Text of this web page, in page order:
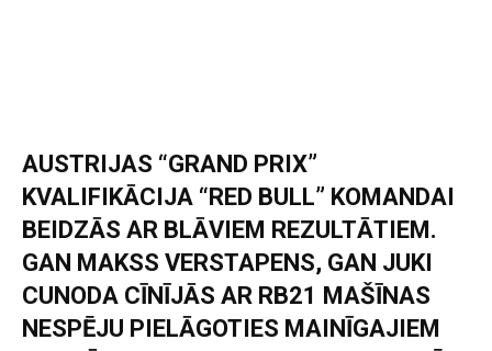
AUSTRIJAS “GRAND PRIX”
KVALIFIKĀCIJA “RED BULL” KOMANDAI
BEIDZĀS AR BLĀVIEM REZULTĀTIEM.
GAN MAKSS VERSTAPENS, GAN JUKI
CUNODA CĪNĪJĀS AR RB21 MAŠĪNAS
NESPĒJU PIELĀGOTIES MAINĪGAJIEM